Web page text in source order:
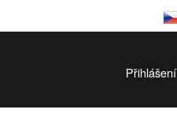
Přihlášení